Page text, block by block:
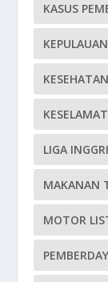
KASUS
LIGA
MAKANAN
MOTOR